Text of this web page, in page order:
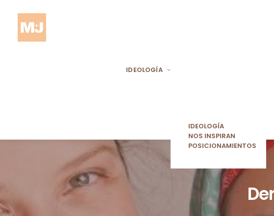
IDEOLOGÍA
IDEOLOGÍA
NOS INSPIRAN
POSICIONAMIENTOS